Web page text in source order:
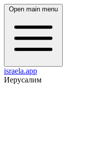
Open main menu
israela.app
Иерусалим